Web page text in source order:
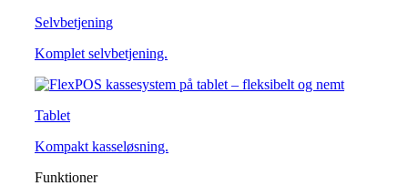
Selvbetjening
Komplet selvbetjening.
Tablet
Kompakt kasseløsning.
Funktioner